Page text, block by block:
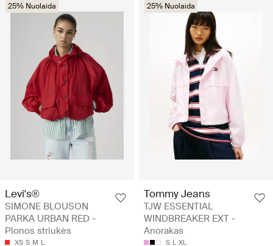
25% Nuolaida
Levi's®
SIMONE BLOUSON
PARKA URBAN RED -
Plonos striukės
XS S M L
25% Nuolaida
Tommy Jeans
TJW ESSENTIAL
WINDBREAKER EXT -
Anorakas
S L XL